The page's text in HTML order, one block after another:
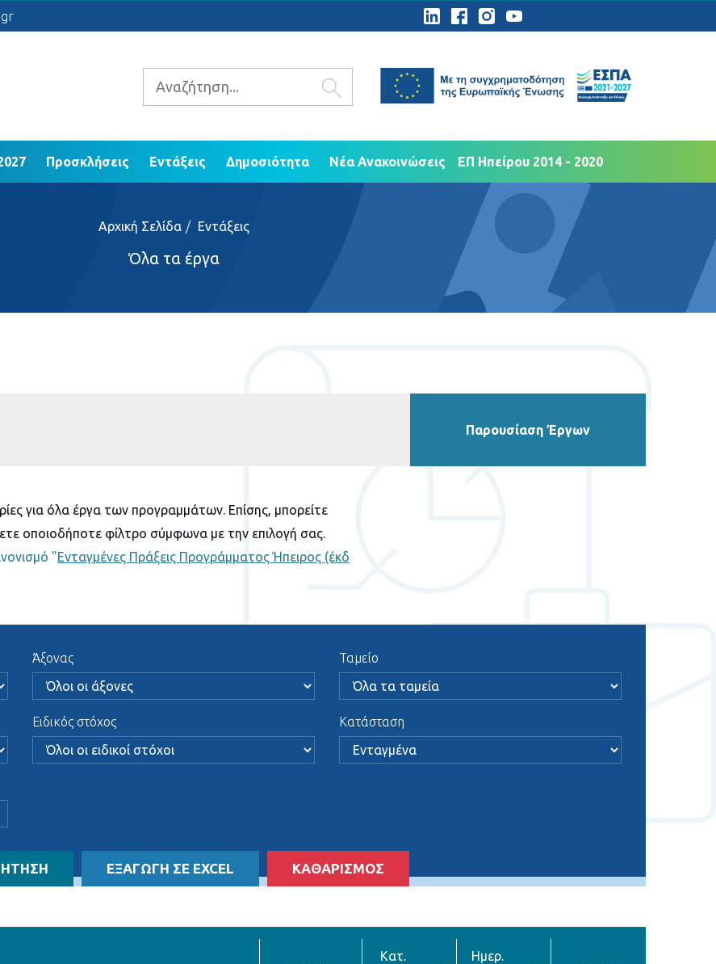
- 2027 Δημοσιότητα
Νέα Ανακοινώσεις
Προσκλήσεις Εντάξεις Δημοσιότητα Νέα Ανακοινώσεις ΕΠ Ηπείρου 2014 - 2020
Αρχική Σελίδα Εντάξεις
Όλα τα έργα
Παρουσίαση Έργων
για όλα έργα των προγραμμάτων. Επίσης, μπορείτε
οποιοδήποτε φίλτρο σύμφωνα με την επιλογή σας.
"Ενταγμένες Πράξεις Προγράμματος Ήπειρος (έκδ
Άξονας Ταμείο
Ειδικός στόχος Κατάσταση
ΕΞΑΓΩΓΗ ΣΕ EXCEL ΚΑΘΑΡΙΣΜΟΣ
Κατ.
Ημερ.